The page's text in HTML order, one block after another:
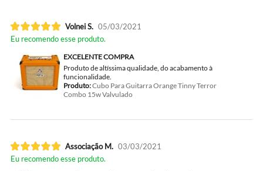
Volnei S. 05/03/2021
Eu recomendo esse produto.
EXCELENTE COMPRA
Produto de altíssima qualidade, do acabamento à
funcionalidade.
Produto:Cubo Para Guitarra Orange Tinny Terror
Combo 15w Valvulado
Associação M. 03/03/2021
Eu recomendo esse produto.